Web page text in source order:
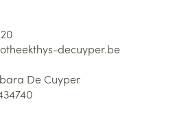
decuyper.be
De Cuyper